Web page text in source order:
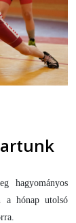
hagyományos
a hónap utolsó